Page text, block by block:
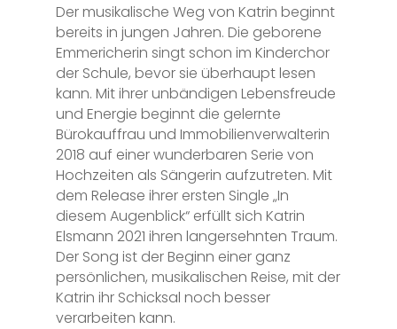
Der musikalische Weg von Katrin beginnt
bereits in jungen Jahren. Die geborene
Emmericherin singt schon im Kinderchor
der Schule, bevor sie überhaupt lesen
kann. Mit ihrer unbändigen Lebensfreude
und Energie beginnt die gelernte
Bürokauffrau und Immobilienverwalterin
2018 auf einer wunderbaren Serie von
Hochzeiten als Sängerin aufzutreten. Mit
dem Release ihrer ersten Single „In
diesem Augenblick“ erfüllt sich Katrin
Elsmann 2021 ihren langersehnten Traum.
Der Song ist der Beginn einer ganz
persönlichen, musikalischen Reise, mit der
Katrin ihr Schicksal noch besser
verarbeiten kann.